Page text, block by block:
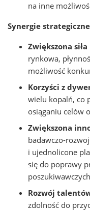
na inne
Synergie strategiczne
Zwiększona
rynkowa,
możliwość
Korzyści z
wielu kopalń, co
osiąganiu celów
Zwiększona
badawczo-
i ujednolicone
się do poprawy
Rozwój
zdolność do